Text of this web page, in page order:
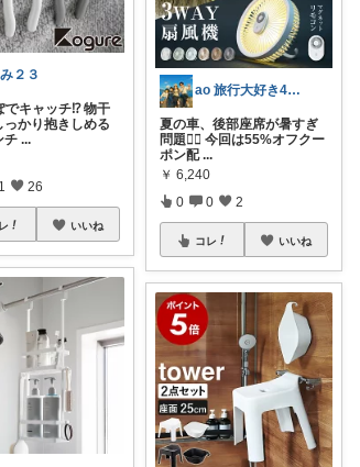
２３
でキャッチ⁉ 物干
っかり抱きしめる
チ...
1 26
いいね
ao 旅行大好き4人家族
夏の車、後部座席が暑すぎ
問題😮‍💨 今回は55%オフクー
ポン配 ...
￥ 6,240
0 0 2
コレ いいね